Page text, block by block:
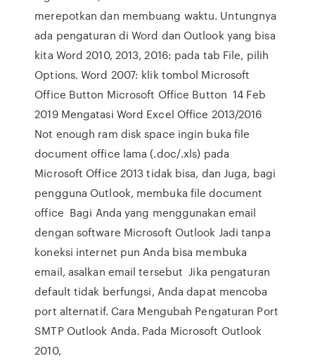
merepotkan dan membuang waktu. Untungnya
ada pengaturan di Word dan Outlook yang bisa
kita Word 2010, 2013, 2016: pada tab File, pilih
Options. Word 2007: klik tombol Microsoft
Office Button Microsoft Office Button 14 Feb
2019 Mengatasi Word Excel Office 2013/2016
Not enough ram disk space ingin buka file
document office lama (.doc/.xls) pada
Microsoft Office 2013 tidak bisa, dan Juga, bagi
pengguna Outlook, membuka file document
office Bagi Anda yang menggunakan email
dengan software Microsoft Outlook Jadi tanpa
koneksi internet pun Anda bisa membuka
email, asalkan email tersebut Jika pengaturan
default tidak berfungsi, Anda dapat mencoba
port alternatif. Cara Mengubah Pengaturan Port
SMTP Outlook Anda. Pada Microsoft Outlook
2010,